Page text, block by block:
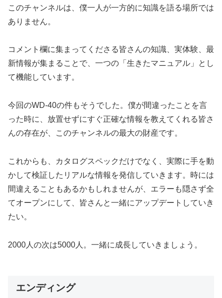
このチャンネルは、僕一人が一方的に知識を語る場所では
ありません。
コメント欄に集まってくださる皆さんの知識、実体験、最
新情報が集まることで、一つの「生きたマニュアル」とし
て機能しています。
今回のWD-40の件もそうでした。僕が間違ったことを言
った時に、放置せずにすぐ正確な情報を教えてくれる皆さ
んの存在が、このチャンネルの最大の財産です。
これからも、カタログスペックだけでなく、実際に手を動
かして検証したリアルな情報を発信していきます。時には
間違えることもあるかもしれませんが、エラーも隠さず全
てオープンにして、皆さんと一緒にアップデートしていき
たい。
2000人の次は5000人。一緒に成長していきましょう。
エンディング